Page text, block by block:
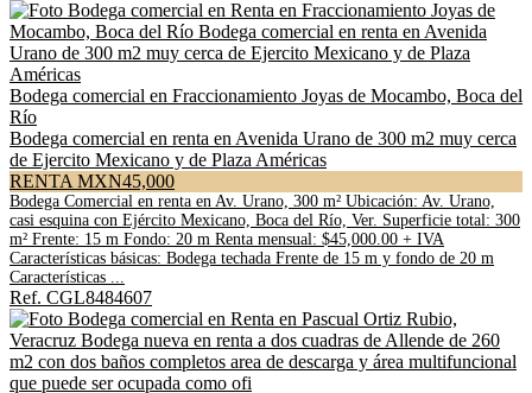
Bodega comercial en Fraccionamiento Joyas de Mocambo, Boca del
Río
Bodega comercial en renta en Avenida Urano de 300 m2 muy cerca
de Ejercito Mexicano y de Plaza Américas
RENTA MXN45,000
Bodega Comercial en renta en Av. Urano, 300 m² Ubicación: Av. Urano,
casi esquina con Ejército Mexicano, Boca del Río, Ver. Superficie total: 300
m² Frente: 15 m Fondo: 20 m Renta mensual: $45,000.00 + IVA
Características básicas: Bodega techada Frente de 15 m y fondo de 20 m
Características ...
Ref. CGL8484607